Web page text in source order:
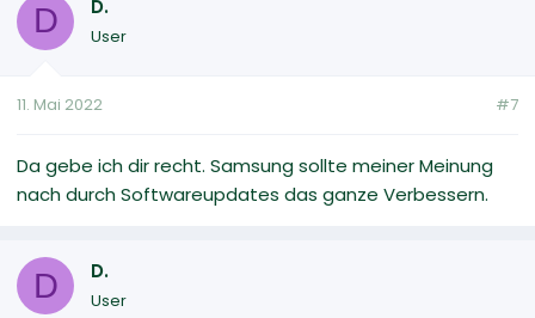
D D.
User
11. Mai 2022 #7
Da gebe ich dir recht. Samsung sollte meiner Meinung
nach durch Softwareupdates das ganze Verbessern.
D D.
User